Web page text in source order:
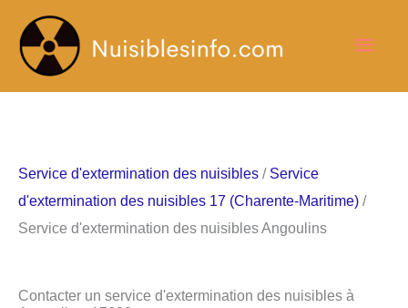
contenu
Service d'extermination des nuisibles / Service
d'extermination des nuisibles 17 (Charente-Maritime) /
Service d'extermination des nuisibles Angoulins
Contacter un service d'extermination des nuisibles à